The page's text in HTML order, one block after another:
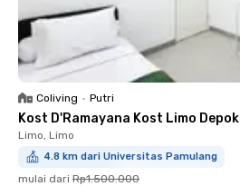
Coliving • Putri
Kost D'Ramayana Kost Limo Depok
Limo, Limo
4.8 km dari Universitas Pamulang
mulai dari Rp1.500.000